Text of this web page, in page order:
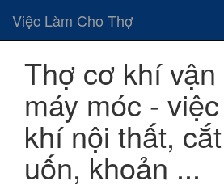
Việc Làm Cho Thợ
Thợ cơ khí vận
máy móc -
khí nội thất,
uốn, khoản ...